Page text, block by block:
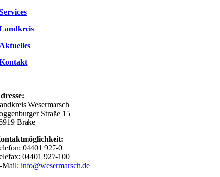
Services
Landkreis
Aktuelles
Kontakt
Wesermarsch
Straße 15
Brake
04401 927-0
04401 927-100
Mail:info@wesermarsch.de